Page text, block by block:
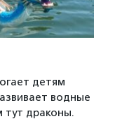
детям
водные
тут драконы.